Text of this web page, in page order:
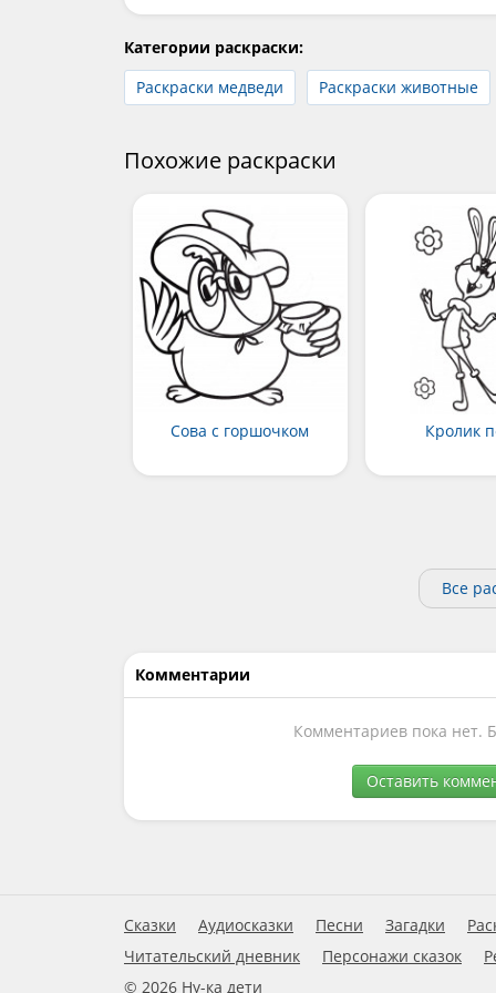
Категории раскраски:
Раскраски медведи
Раскраски животные
Похожие раскраски
Сова с горшочком Кролик
Все
Комментарии
Комментариев пока нет.
Оставить
Сказки Аудиосказки Песни Загадки
Читательский дневник
Персонажи сказок
© 2026 Ну-ка дети